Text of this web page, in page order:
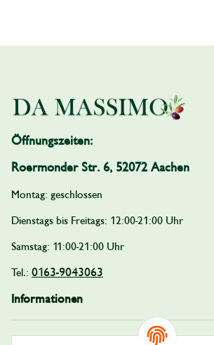
Öffnungszeiten:
Roermonder Str. 6, 52072 Aachen
Montag: geschlossen
Dienstags bis Freitags: 12:00-21:00 Uhr
Samstag: 11:00-21:00 Uhr
Tel.: 0163-9043063
Informationen